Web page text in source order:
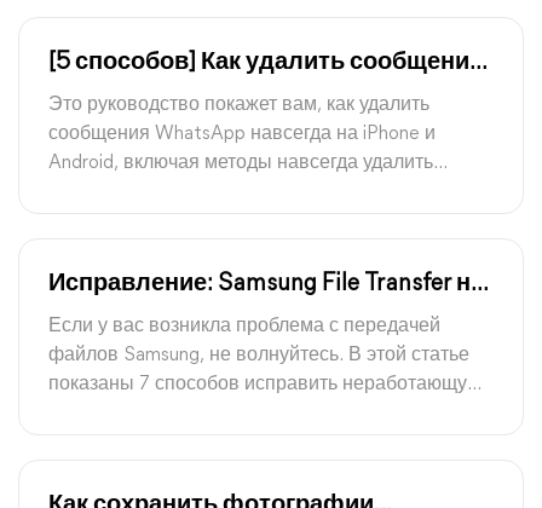
[5 способов] Как удалить сообщения
WhatsApp навсегда
Это руководство покажет вам, как удалить
сообщения WhatsApp навсегда на iPhone и
Android, включая методы навсегда удалить
Исправление: Samsung File Transfer не
работает при подключении к ПК
Если у вас возникла проблема с передачей
файлов Samsung, не волнуйтесь. В этой статье
показаны 7 способов исправить неработающую